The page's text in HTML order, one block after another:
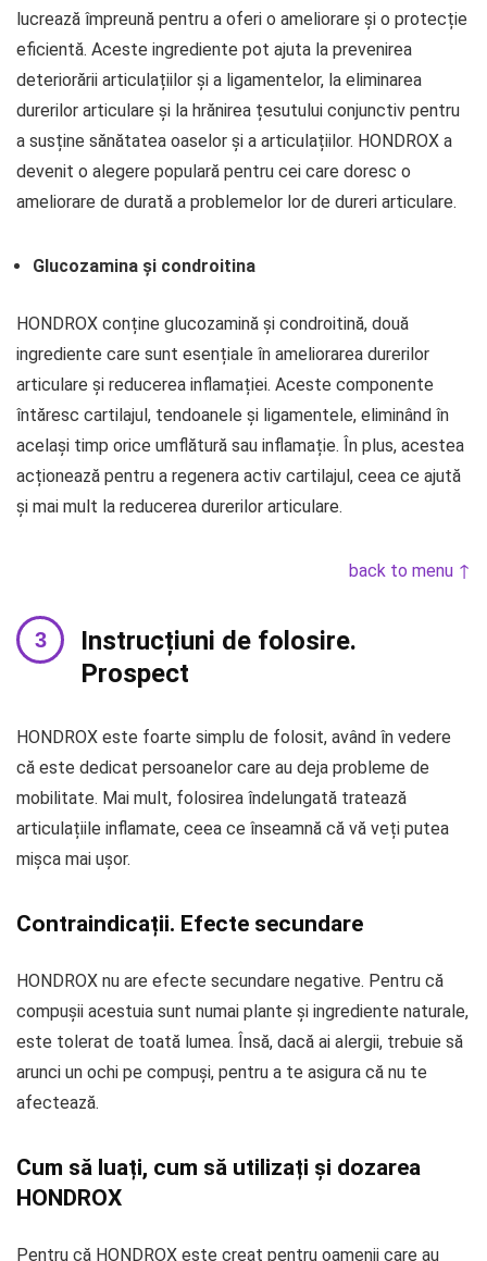
lucrează împreună pentru a oferi o ameliorare și o protecție
eficientă. Aceste ingrediente pot ajuta la prevenirea
deteriorării articulațiilor și a ligamentelor, la eliminarea
durerilor articulare și la hrănirea țesutului conjunctiv pentru
a susține sănătatea oaselor și a articulațiilor. HONDROX a
devenit o alegere populară pentru cei care doresc o
ameliorare de durată a problemelor lor de dureri articulare.
Glucozamina și condroitina
HONDROX conține glucozamină și condroitină, două
ingrediente care sunt esențiale în ameliorarea durerilor
articulare și reducerea inflamației. Aceste componente
întăresc cartilajul, tendoanele și ligamentele, eliminând în
același timp orice umflătură sau inflamație. În plus, acestea
acționează pentru a regenera activ cartilajul, ceea ce ajută
și mai mult la reducerea durerilor articulare.
back to menu ↑
Instrucțiuni de folosire.
Prospect
HONDROX este foarte simplu de folosit, având în vedere
că este dedicat persoanelor care au deja probleme de
mobilitate. Mai mult, folosirea îndelungată tratează
articulațiile inflamate, ceea ce înseamnă că vă veți putea
mișca mai ușor.
Contraindicații. Efecte secundare
HONDROX nu are efecte secundare negative. Pentru că
compușii acestuia sunt numai plante și ingrediente naturale,
este tolerat de toată lumea. Însă, dacă ai alergii, trebuie să
arunci un ochi pe compuși, pentru a te asigura că nu te
afectează.
Cum să luați, cum să utilizați și dozarea
HONDROX
Pentru că HONDROX este creat pentru oamenii care au